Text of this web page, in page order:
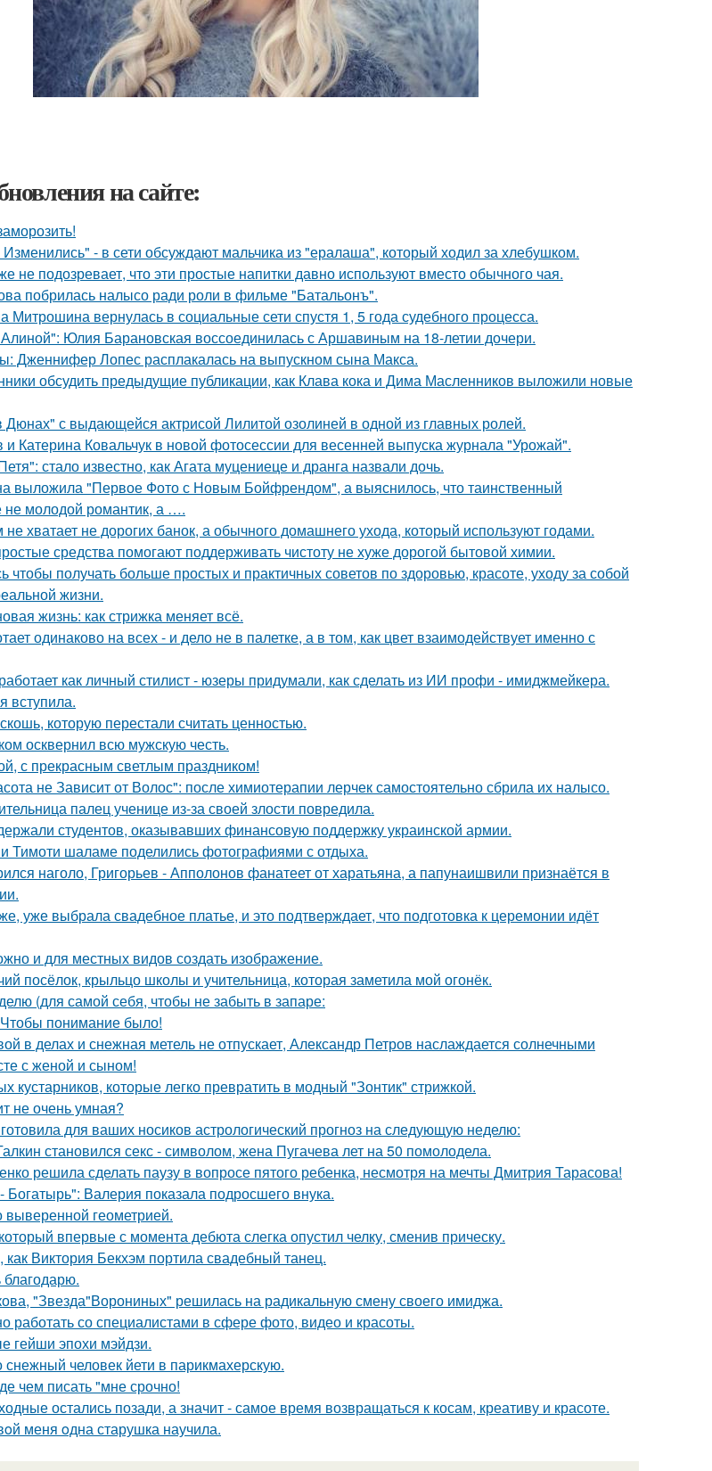
на сайте:
Изменились" - в сети обсуждают мальчика из "ералаша", который ходил за хлебушком.
не подозревает, что эти простые напитки давно используют вместо обычного чая.
побрилась налысо ради роли в фильме "Батальонъ".
вернулась в социальные сети спустя 1, 5 года судебного процесса.
Юлия Барановская воссоединилась с Аршавиным на 18-летии дочери.
Дженнифер Лопес расплакалась на выпускном сына Макса.
обсудить предыдущие публикации, как Клава кока и Дима Масленников выложили новые
Дюнах" с выдающейся актрисой Лилитой озолиней в одной из главных ролей.
и Катерина Ковальчук в новой фотосессии для весенней выпуска журнала "Урожай".
стало известно, как Агата муцениеце и дранга назвали дочь.
выложила "Первое Фото с Новым Бойфрендом", а выяснилось, что таинственный
не молодой романтик, а ….
хватает не дорогих банок, а обычного домашнего ухода, который используют годами.
средства помогают поддерживать чистоту не хуже дорогой бытовой химии.
чтобы получать больше простых и практичных советов по здоровью, красоте, уходу за собой
жизни.
жизнь: как стрижка меняет всё.
одинаково на всех - и дело не в палетке, а в том, как цвет взаимодействует именно с
как личный стилист - юзеры придумали, как сделать из ИИ профи - имиджмейкера.
вступила.
которую перестали считать ценностью.
осквернил всю мужскую честь.
с прекрасным светлым праздником!
не Зависит от Волос": после химиотерапии лерчек самостоятельно сбрила их налысо.
палец ученице из-за своей злости повредила.
студентов, оказывавших финансовую поддержку украинской армии.
Тимоти шаламе поделились фотографиями с отдыха.
наголо, Григорьев - Апполонов фанатеет от харатьяна, а папунаишвили признаётся в
уже выбрала свадебное платье, и это подтверждает, что подготовка к церемонии идёт
и для местных видов создать изображение.
посёлок, крыльцо школы и учительница, которая заметила мой огонёк.
(для самой себя, чтобы не забыть в запаре:
понимание было!
в делах и снежная метель не отпускает, Александр Петров наслаждается солнечными
с женой и сыном!
кустарников, которые легко превратить в модный "Зонтик" стрижкой.
не очень умная?
для ваших носиков астрологический прогноз на следующую неделю:
становился секс - символом, жена Пугачева лет на 50 помолодела.
решила сделать паузу в вопросе пятого ребенка, несмотря на мечты Дмитрия Тарасова!
Валерия показала подросшего внука.
выверенной геометрией.
впервые с момента дебюта слегка опустил челку, сменив прическу.
как Виктория Бекхэм портила свадебный танец.
"Звезда"Ворониных" решилась на радикальную смену своего имиджа.
работать со специалистами в сфере фото, видео и красоты.
гейши эпохи мэйдзи.
снежный человек йети в парикмахерскую.
чем писать "мне срочно!
остались позади, а значит - самое время возвращаться к косам, креативу и красоте.
меня oдна старушка научила.